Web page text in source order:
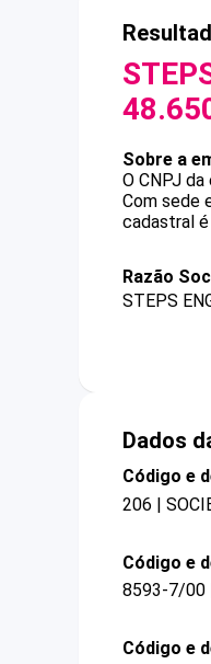
Sobre a
O CNPJ
Com sede
cadastral é
Razão
STEPS
Dados
Código e
206 |
Código e
8593-7/00
Código e